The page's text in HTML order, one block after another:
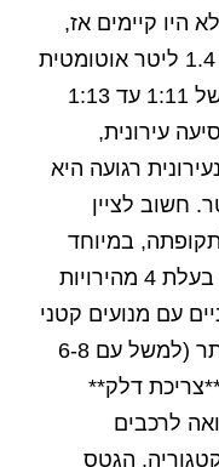
נתוני יצרן רשמיים בתקן WLTP לא היו קיימים אז,
הערכות ריאליות מראות שהגטס 1.4 ליטר אוטומטית
השיגה **צריכת דלק** ממוצעת של 1:11 עד 1:13
עירונית,
רגועה היא
ק"מ לליטר. חשוב לציין
במיוחד
עם תיבת **הילוכים** אוטומטית בעלת 4 מהירויות
עם מנועים קטני
נפח ותיבות **גיר** מתקדמות יותר (למשל עם 6-8
דלק**
לרכבים
הגטס